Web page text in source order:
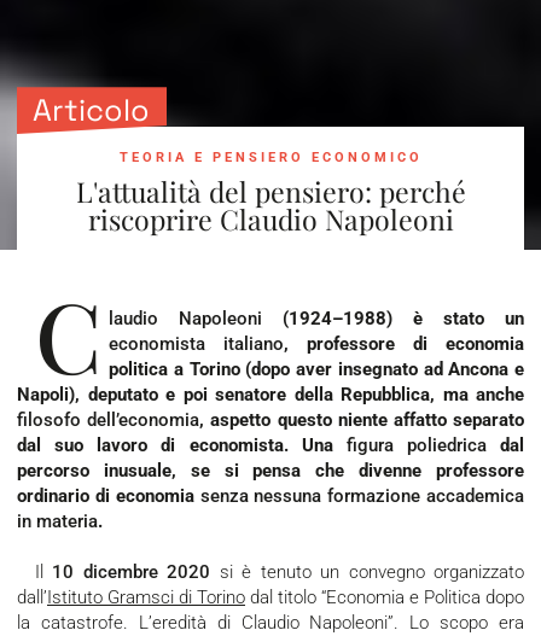
Articolo
TEORIA E PENSIERO ECONOMICO
L'attualità del pensiero: perché
riscoprire Claudio Napoleoni
C laudio Napoleoni (1924–1988) è stato un
economista italiano, professore di economia
politica a Torino (dopo aver insegnato ad Ancona e
Napoli), deputato e poi senatore della Repubblica, ma anche
filosofo dell’economia, aspetto questo niente affatto separato
dal suo lavoro di economista. Una figura poliedricadal
percorso inusuale, se si pensa che divenne professore
ordinario di economia senza nessuna formazione accademica
in materia.
10 dicembre 2020 si è tenuto un convegno organizzato
dall’ Istituto Gramsci di Torino dal titolo “Economia e Politica dopo
la catastrofe. L’eredità di Claudio Napoleoni”. Lo scopo era